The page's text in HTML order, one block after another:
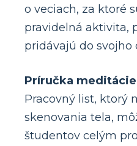
o veciach, za ktoré
pravidelná aktivita,
pridávajú do svojho
Príručka
Pracovný list, ktorý
skenovania tela,
študentov celým